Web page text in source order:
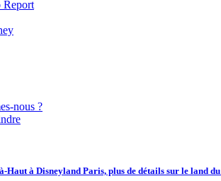
Report
nous ?
Haut à Disneyland Paris, plus de détails sur le land